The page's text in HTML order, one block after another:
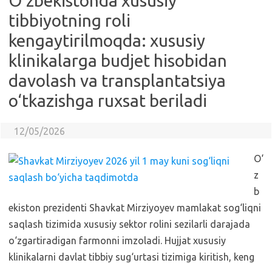
tibbiyotning roli
kengaytirilmoqda: xususiy
klinikalarga budjet hisobidan
davolash va transplantatsiya
o‘tkazishga ruxsat beriladi
12/05/2026
O‘
z
b
ekiston prezidenti Shavkat Mirziyoyev mamlakat sog‘liqni
saqlash tizimida xususiy sektor rolini sezilarli darajada
o‘zgartiradigan farmonni imzoladi. Hujjat xususiy
klinikalarni davlat tibbiy sug‘urtasi tizimiga kiritish, keng